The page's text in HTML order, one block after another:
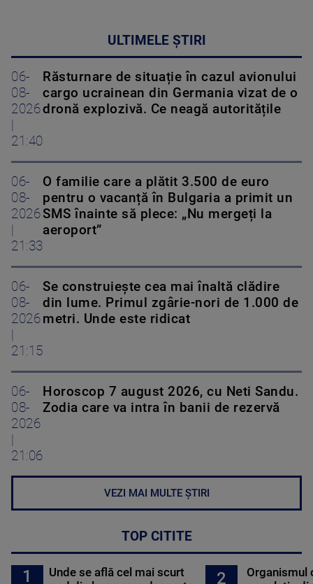
ULTIMELE ȘTIRI
06-
08-
2026
21:40
Răsturnare de situație în cazul avionului
cargo ucrainean din Germania vizat de o
dronă explozivă. Ce neagă autoritățile
06-
08-
2026
21:33
O familie care a plătit 3.500 de euro
pentru o vacanță în Bulgaria a primit un
SMS înainte să plece: „Nu mergeți la
aeroport”
06-
08-
2026
21:15
Se construiește cea mai înaltă clădire
din lume. Primul zgârie-nori de 1.000 de
metri. Unde este ridicat
06-
08-
2026
21:06
Horoscop 7 august 2026, cu Neti Sandu.
Zodia care va intra în banii de rezervă
VEZI MAI MULTE ȘTIRI
TOP CITITE
1
Unde se află cel mai scurt
2
Organismul